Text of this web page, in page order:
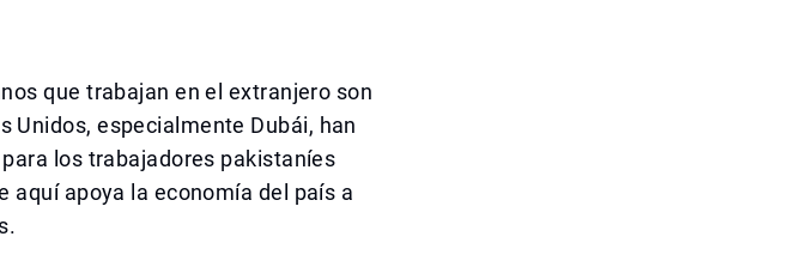
que trabajan en el extranjero son
Unidos, especialmente Dubái, han
los trabajadores pakistaníes
aquí apoya la economía del país a